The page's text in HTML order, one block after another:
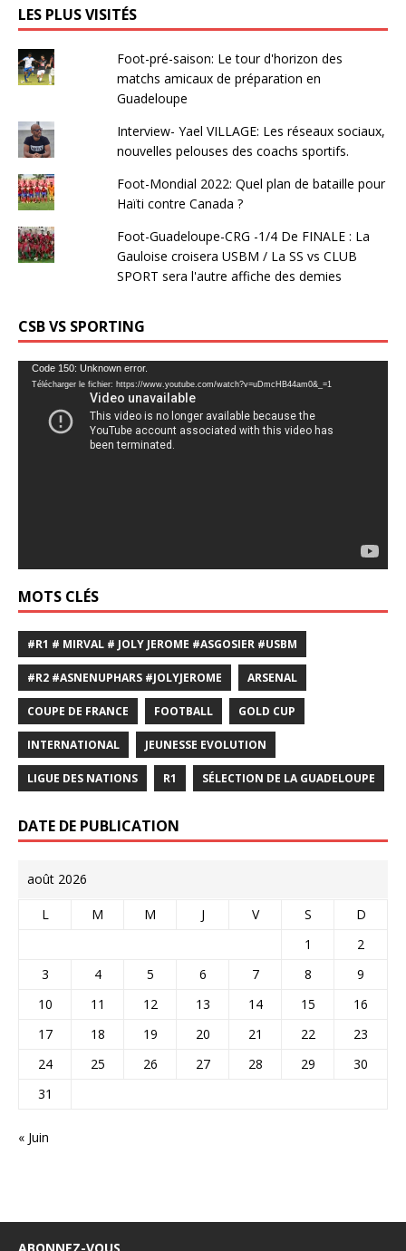
LES PLUS VISITÉS
Foot-pré-saison: Le tour d'horizon des
matchs amicaux de préparation en
Guadeloupe
Interview- Yael VILLAGE: Les réseaux sociaux,
nouvelles pelouses des coachs sportifs.
Foot-Mondial 2022: Quel plan de bataille pour
Haïti contre Canada ?
Foot-Guadeloupe-CRG -1/4 De FINALE : La
Gauloise croisera USBM / La SS vs CLUB
SPORT sera l'autre affiche des demies
CSB VS SPORTING
Lecteur
vidéo
Code 150: Unknown error.
Télécharger le fichier: https://www.youtube.com/watch?v=uDmcHB44am0&_=1
MOTS CLÉS
#R1 # MIRVAL # JOLY JEROME #ASGOSIER #USBM
#R2 #ASNENUPHARS #JOLYJEROME ARSENAL
COUPE DE FRANCE FOOTBALL GOLD CUP
INTERNATIONAL JEUNESSE EVOLUTION
LIGUE DES NATIONS R1 SÉLECTION DE LA GUADELOUPE
DATE DE PUBLICATION
août 2026
L M M J V S
D
1
2
3
4 5 6 7 8
9
10
11 12 13 14 15
16
17
18 19 20 21 22
23
24
25 26 27 28 29
30
31
« Juin
ABONNEZ-VOUS